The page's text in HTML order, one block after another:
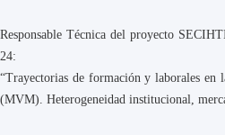
Responsable Técnica del proyecto
24:
“Trayectorias de formación y laborales en
(MVM). Heterogeneidad institucional,